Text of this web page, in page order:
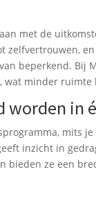
met de
beperkend. Bij
minder ruimte
worden
mits
inzicht in
bieden ze een